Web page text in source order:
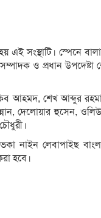
এই সংস্থাটি। স্পেনে
ও প্রধান উপদেষ্টা
আহমদ, শেখ আব্দুর
দেলোয়ার হুসেন,
নাইন লেবাপাইছ বাংলা
হবে।